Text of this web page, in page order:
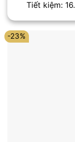
là:
Tiết kiệm:
-23%